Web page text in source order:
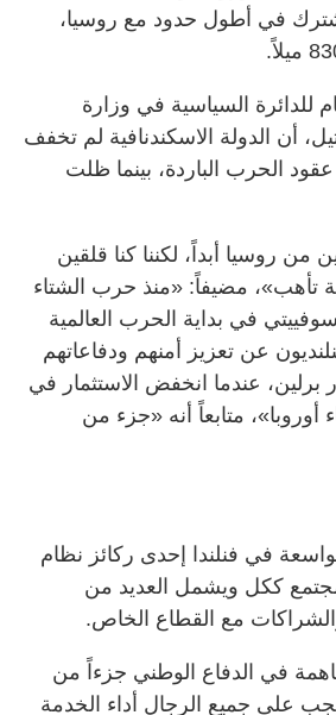
في أطول حدود مع روسيا،
للدائرة السياسية في وزارة
أن الدولة الاسكندنافية لم تخفف
الحرب الباردة، بينما ظلت
من روسيا أبداً، لكننا كنا قلقين
تأهب»، مضيفاً: «منذ حرب الشتاء
في بداية الحرب العالمية
عن تعزيز أمنهم ودفاعاتهم
عندما انخفض الاستثمار في
أوروبا»، متابعاً أنه «جزء من
في فنلندا إحدى ركائز نظام
ككل ويشمل العديد من
مع القطاع الخاص.
في الدفاع الوطني جزءاً من
على جميع الرجال أداء الخدمة